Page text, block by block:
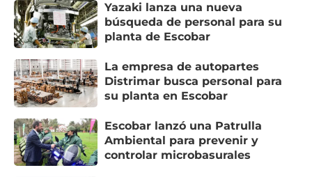
Yazaki lanza una nueva
búsqueda de personal para su
planta de Escobar
La empresa de autopartes
Distrimar busca personal para
su planta en Escobar
Escobar lanzó una Patrulla
Ambiental para prevenir y
controlar microbasurales